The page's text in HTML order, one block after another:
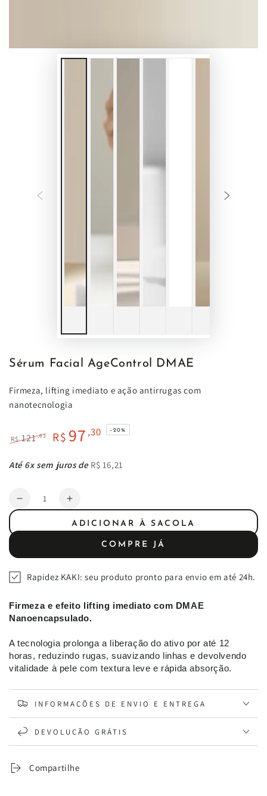
Sérum Facial AgeControl DMAE
Firmeza, lifting imediato e ação antirrugas com
nanotecnologia
regular
R$ 121,63
de
R$ 97 ,30 –20%
Até 6x sem juros de R$ 16,21
Quantidade
Diminuir
quantidade
AgeControl
Aumentar
quantidade
AgeControl
ADICIONAR À SACOLA
COMPRE JÁ
Rapidez KAKI: seu produto pronto para envio em até 24h.
Firmeza e efeito lifting imediato com DMAE
Nanoencapsulado.
A tecnologia prolonga a liberação do ativo por até 12
horas, reduzindo rugas, suavizando linhas e devolvendo
vitalidade à pele com textura leve e rápida absorção.
INFORMAÇÕES DE ENVIO E ENTREGA
DEVOLUÇÃO GRÁTIS
Compartilhe